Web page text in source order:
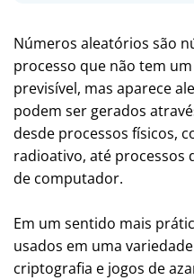
Números aleatórios são
processo que não tem
previsível, mas aparece
podem ser gerados
desde processos físicos,
radioativo, até processos
de computador.
Em um sentido mais
usados em uma
criptografia e jogos de